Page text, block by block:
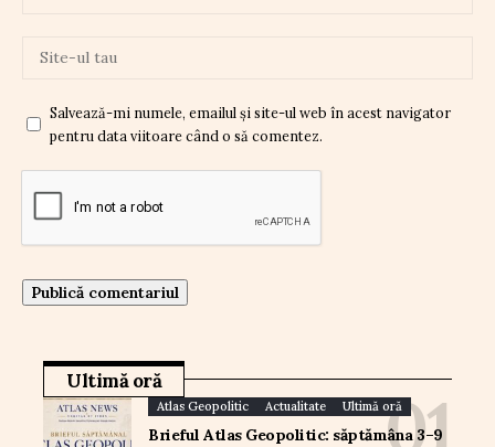
Salvează-mi numele, emailul și site-ul web în acest navigator
pentru data viitoare când o să comentez.
Ultimă oră
Atlas Geopolitic Actualitate Ultimă oră
Brieful Atlas Geopolitic: săptămâna 3–9